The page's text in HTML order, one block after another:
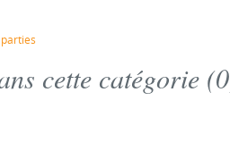
cette catégorie (0